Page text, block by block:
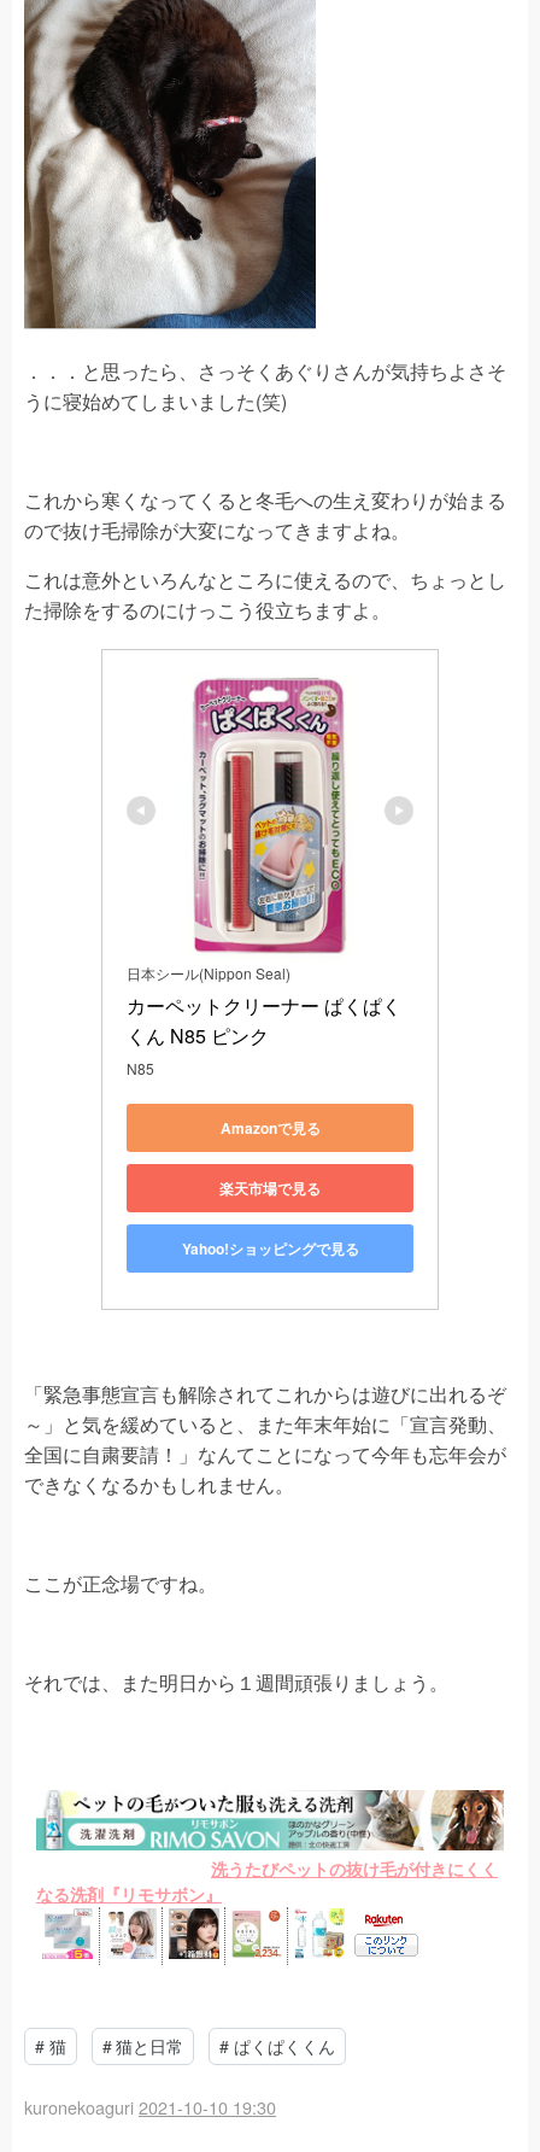
．．．と思ったら、さっそくあぐりさんが気持ちよさそ
うに寝始めてしまいました(笑)
これから寒くなってくると冬毛への生え変わりが始まる
ので抜け毛掃除が大変になってきますよね。
これは意外といろんなところに使えるので、ちょっとし
た掃除をするのにけっこう役立ちますよ。
日本シール(Nippon Seal)
カーペットクリーナー ぱくぱく
くん N85 ピンク
N85
Amazonで見る
楽天市場で見る
Yahoo!ショッピングで見る
「緊急事態宣言も解除されてこれからは遊びに出れるぞ
～」と気を緩めていると、また年末年始に「宣言発動、
全国に自粛要請！」なんてことになって今年も忘年会が
できなくなるかもしれません。
ここが正念場ですね。
それでは、また明日から１週間頑張りましょう。
洗うたびペットの抜け毛が付きにくく
なる洗剤『リモサボン』
# 猫 #猫と日常 # ぱくぱくくん
kuronekoaguri2021-10-10 19:30